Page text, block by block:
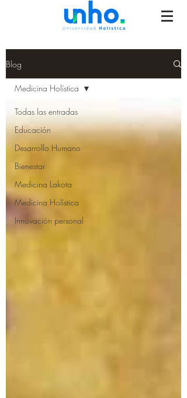
Blog
Todas las entradas
Educación
Desarrollo Humano
Bienestar
Medicina Lakota
Medicina Holística
Innovación personal
Medicina Holística